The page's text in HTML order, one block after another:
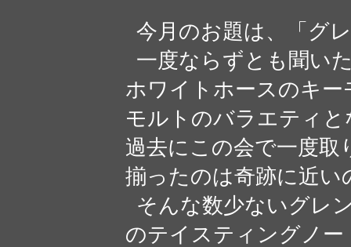
今月のお題は、「グ
一度ならずとも聞い
ホワイトホースのキ
モルトのバラエティ
過去にこの会で一度取
揃ったのは奇跡に近
そんな数少ないグレ
のテイスティングノ